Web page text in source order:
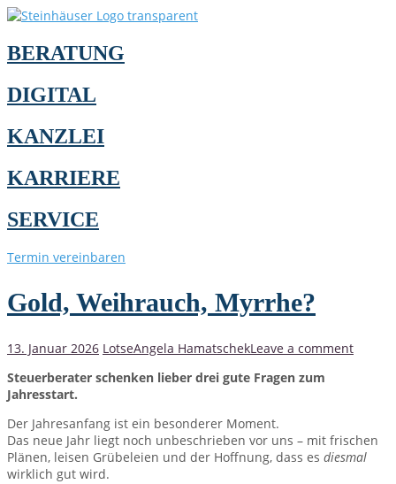
BERATUNG
DIGITAL
KANZLEI
KARRIERE
SERVICE
Termin vereinbaren
Gold, Weihrauch, Myrrhe?
13. Januar 2026 LotseAngela HamatschekLeave a comment
Steuerberater schenken lieber drei gute Fragen zum
Jahresstart.
Der Jahresanfang ist ein besonderer Moment.
Das neue Jahr liegt noch unbeschrieben vor uns – mit frischen
Plänen, leisen Grübeleien und der Hoffnung, dass es diesmal
wirklich gut wird.